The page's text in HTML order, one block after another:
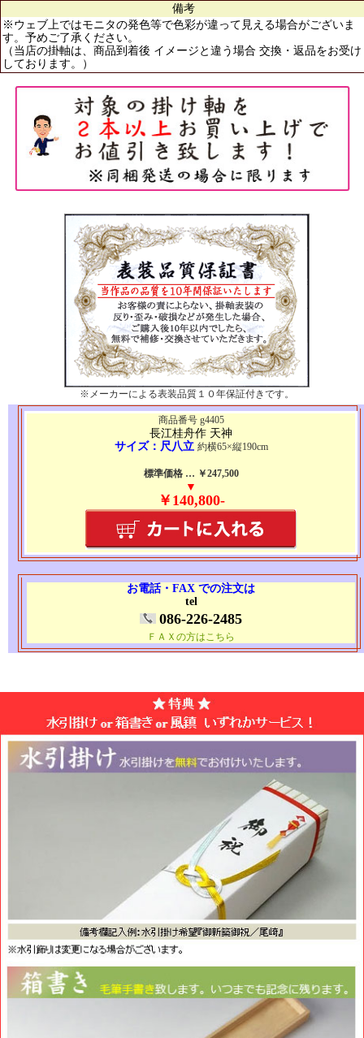
備考
※ウェブ上ではモニタの発色等で色彩が違って見える場合がございま
す。予めご了承ください。
（当店の掛軸は、商品到着後 イメージと違う場合 交換・返品をお受け
しております。）
※メーカーによる表装品質１０年保証付きです。
商品番号 g4405
長江桂舟作 天神
サイズ：尺八立 約横65×縦190cm
標準価格 … ￥247,500
▼
￥140,800-
お電話・FAX での注文は
tel
086-226-2485
ＦＡＸの方はこちら